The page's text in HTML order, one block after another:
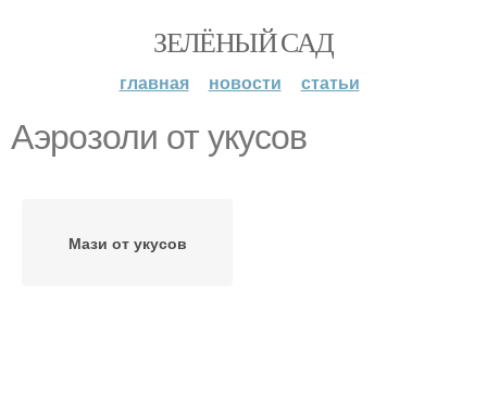
ЗЕЛЁНЫЙ САД
главная новости статьи
Аэрозоли от укусов
Мази от укусов